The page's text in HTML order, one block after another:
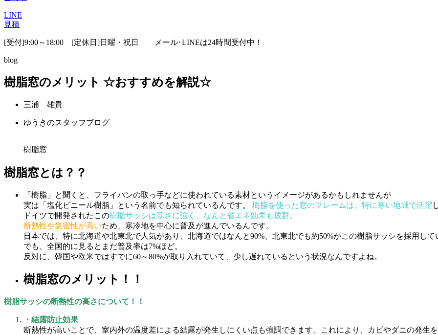
LINE
見積
[受付]9:00～18:00 [定休日]日曜・祝日 メール･LINEは24時間受付中！
blog
樹脂窓のメリット ☆おすすめを解説☆
三浦 雄貴
ゆうきのスタッフブログ
樹脂窓
樹脂窓とは？？
「樹脂」と聞くと、フライパンの取っ手などに使われている素材というイメージがあるかもしれませんが
実は「塩化ビニール樹脂」という名前でも知られているんです。
樹脂を使った窓のフレームは、特に寒い地域で活躍
ドイツで開発されたこの樹脂サッシは寒さに強く、なんと省エネ効果も抜群。
断熱性や気密性が高いため、寒冷地を中心に普及が進んでいるんです。
日本では、特に北海道や北東北で人気があり、北海道ではなんと90%、北東北でも約50%がこの樹脂サッシを採用して
でも、全国的に見るとまだ普及率は7%ほど。
反対に、韓国や欧米ではすでに60～80%が取り入れていて、少し遅れているという状況なんですよね。
樹脂窓のメリット！！
樹脂サッシの断熱性の高さについて！！
・結露防止効果
断熱性が高いことで、室内外の温度差による結露が発生しにくい点も強調できます。これにより、カビやダニの発生